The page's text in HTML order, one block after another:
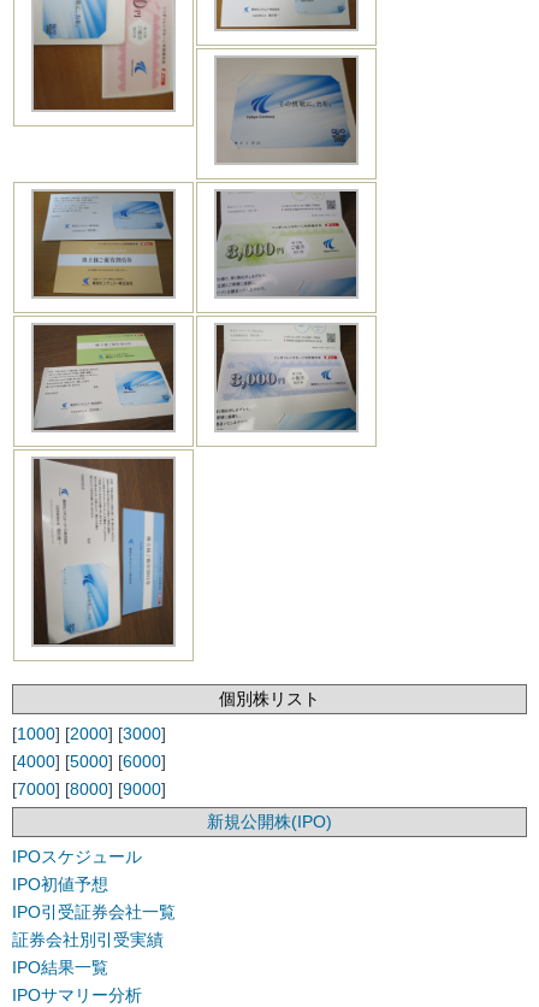
個別株リスト
[1000] [2000] [3000]
[4000] [5000] [6000]
[7000] [8000] [9000]
新規公開株(IPO)
IPOスケジュール
IPO初値予想
IPO引受証券会社一覧
証券会社別引受実績
IPO結果一覧
IPOサマリー分析